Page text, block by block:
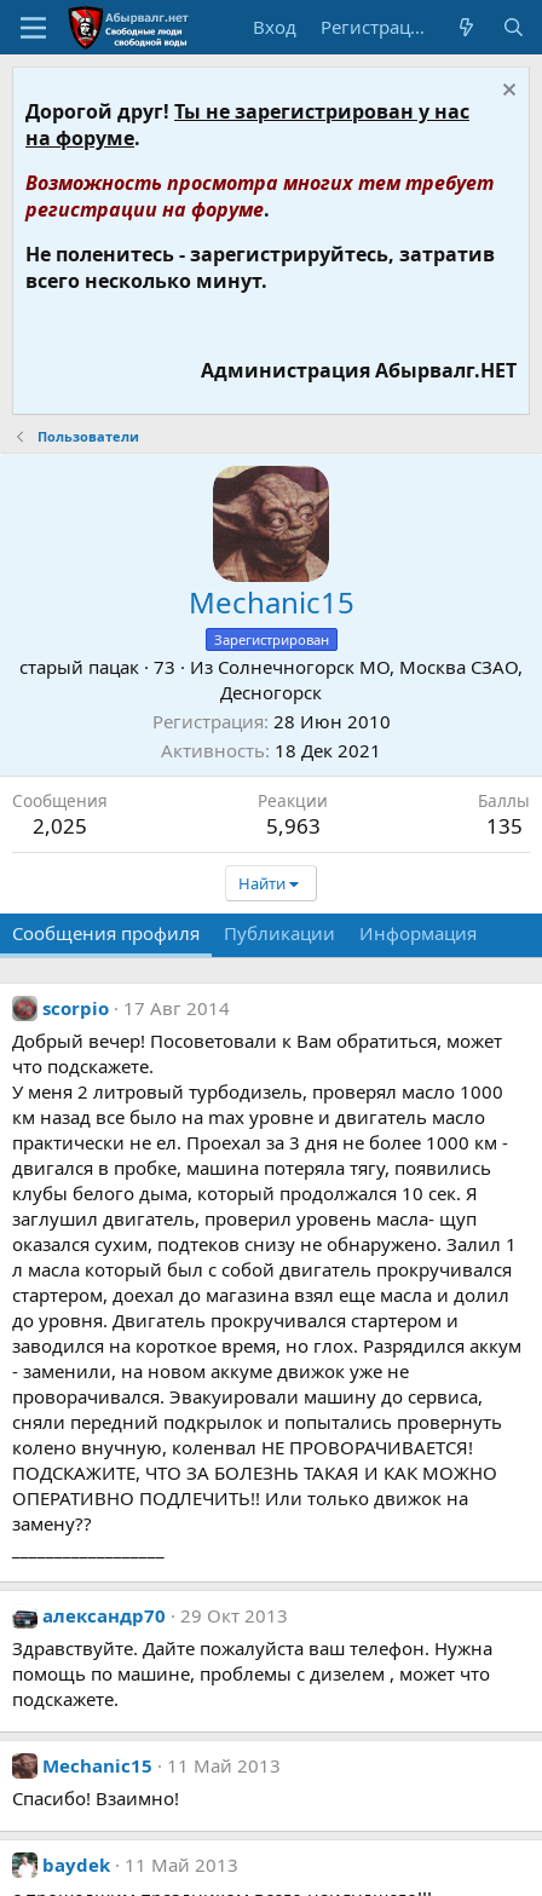
Вход Регистрация
Дорогой друг! Ты не зарегистрирован у нас
на форуме.
Возможность просмотра многих тем требует
регистрации на форуме.
Не поленитесь - зарегистрируйтесь, затратив
всего несколько минут.
Администрация Абырвалг.НЕТ
Пользователи
Mechanic15
Зарегистрирован
старый пацак · 73 · Из Солнечногорск МО, Москва СЗАО,
Десногорск
Регистрация 28 Июн 2010
Активность 18 Дек 2021
Сообщения
2,025
Реакции
5,963
Баллы
135
Найти
Сообщения профиля Публикации Информация
scorpio
17 Авг 2014
Добрый вечер! Посоветовали к Вам обратиться, может
что подскажете.
У меня 2 литровый турбодизель, проверял масло 1000
км назад все было на max уровне и двигатель масло
практически не ел. Проехал за 3 дня не более 1000 км -
двигался в пробке, машина потеряла тягу, появились
клубы белого дыма, который продолжался 10 сек. Я
заглушил двигатель, проверил уровень масла- щуп
оказался сухим, подтеков снизу не обнаружено. Залил 1
л масла который был с собой двигатель прокручивался
стартером, доехал до магазина взял еще масла и долил
до уровня. Двигатель прокручивался стартером и
заводился на короткое время, но глох. Разрядился аккум
- заменили, на новом аккуме движок уже не
проворачивался. Эвакуировали машину до сервиса,
сняли передний подкрылок и попытались провернуть
колено внучную, коленвал НЕ ПРОВОРАЧИВАЕТСЯ!
ПОДСКАЖИТЕ, ЧТО ЗА БОЛЕЗНЬ ТАКАЯ И КАК МОЖНО
ОПЕРАТИВНО ПОДЛЕЧИТЬ!! Или только движок на
замену??
александр70
29 Окт 2013
Здравствуйте. Дайте пожалуйста ваш телефон. Нужна
помощь по машине, проблемы с дизелем , может что
подскажете.
Mechanic15
11 Май 2013
Спасибо! Взаимно!
baydek
11 Май 2013